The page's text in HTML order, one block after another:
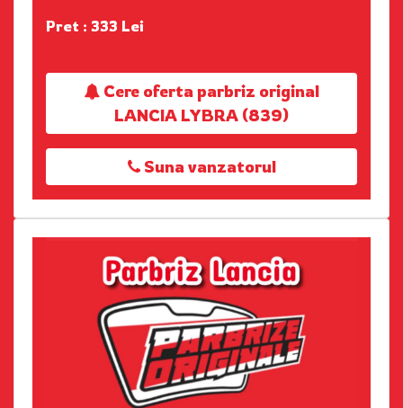
Pret : 333 Lei
Cere oferta parbriz original
LANCIA LYBRA (839)
Suna vanzatorul